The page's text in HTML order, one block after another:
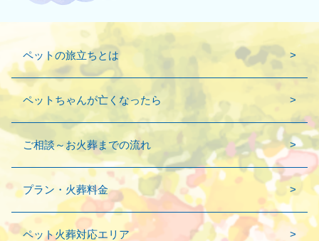
ペットの旅立ちとは
ペットちゃんが亡くなったら
ご相談～お火葬までの流れ
プラン・火葬料金
ペット火葬対応エリア